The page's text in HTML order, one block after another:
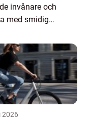
invånare och
med smidig
2026